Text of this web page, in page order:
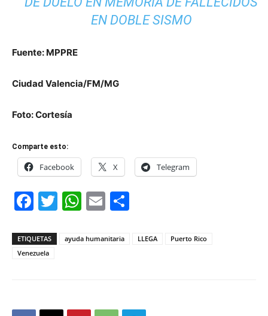
EN DOBLE SISMO
Fuente: MPPRE
Ciudad Valencia/FM/MG
Foto: Cortesía
Comparte esto:
Facebook X Telegram
Facebook
Twitter
WhatsApp
Email
ETIQUETAS ayuda humanitaria LLEGA
Puerto Rico
Venezuela